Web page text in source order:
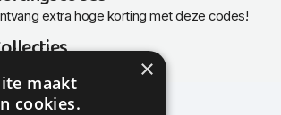
extra hoge korting met deze codes!
en populaire collecties
×
maakt
cookies.